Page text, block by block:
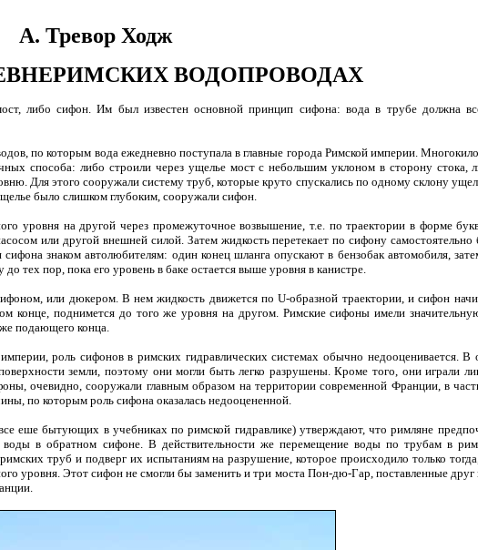
А. Тревор Ходж
ВОДОПРОВОДАХ
либо сифон. Им был известен основной принцип сифона: вода в трубе должна
по которым вода ежедневно поступала в главные города Римской империи.
способа: либо строили через ущелье мост с небольшим уклоном в сторону стока,
Для этого сооружали систему труб, которые круто спускались по одному склону
было слишком глубоким, сооружали сифон.
уровня на другой через промежуточное возвышение, т.е. по траектории в форме
или другой внешней силой. Затем жидкость перетекает по сифону
знаком автолюбителям: один конец шланга опускают в бензобак автомобиля,
тех пор, пока его уровень в баке остается выше уровня в канистре.
или дюкером. В нем жидкость движется по U-образной траектории, и сифон
конце, поднимется до того же уровня на другом. Римские сифоны имели
подающего конца.
роль сифонов в римских гидравлических системах обычно недооценивается. В
земли, поэтому они могли быть легко разрушены. Кроме того, они играли
очевидно, сооружали главным образом на территории современной Франции, в
по которым роль сифона оказалась недооцененной.
еше бытующих в учебниках по римской гидравлике) утверждают, что римляне
в обратном сифоне. В действительности же перемещение воды по трубам в
труб и подверг их испытаниям на разрушение, которое происходило только
уровня. Этот сифон не смогли бы заменить и три моста Пон-дю-Гар, поставленные